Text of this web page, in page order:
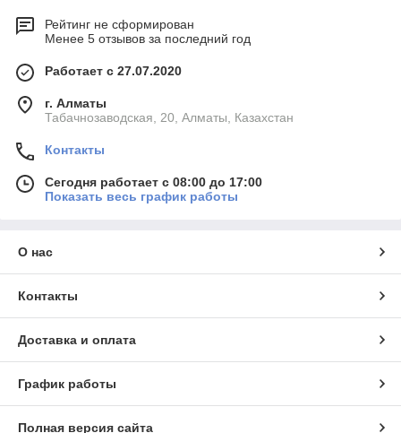
Рейтинг не сформирован
Менее 5 отзывов за последний год
Работает с 27.07.2020
г. Алматы
Табачнозаводская, 20, Алматы, Казахстан
Контакты
Сегодня работает с 08:00 до 17:00
Показать весь график работы
О нас
Контакты
Доставка и оплата
График работы
Полная версия сайта